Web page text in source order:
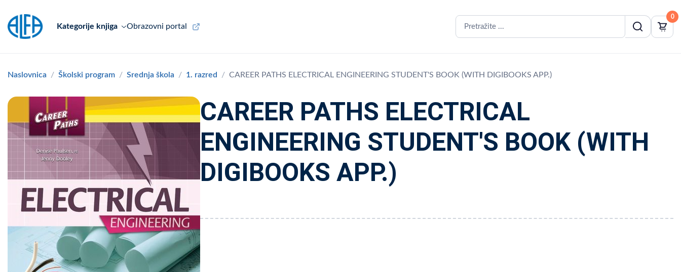
Kategorije knjiga Obrazovni portal
0
Naslovnica Školski program Srednja škola 1. razred CAREER PATHS ELECTRICAL ENGINEERING STUDENT'S BOOK (WITH DIGIBOOKS APP.)
CAREER PATHS ELECTRICAL
ENGINEERING STUDENT'S BOOK (WITH
DIGIBOOKS APP.)